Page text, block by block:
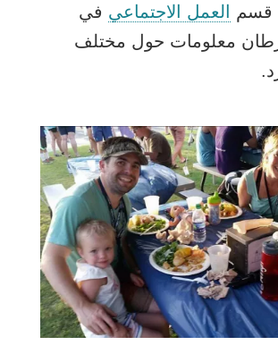
قسم
العمل الاجتماعي في
معلومات حول مختلف